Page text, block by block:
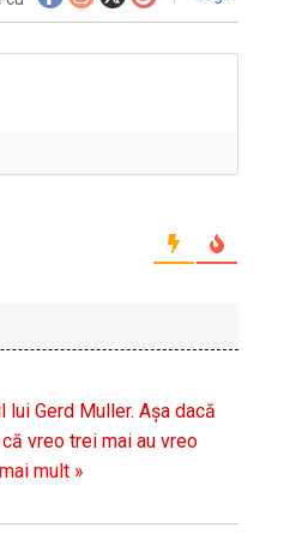
Gerd Muller. Așa dacă
vreo trei mai au vreo
mult »